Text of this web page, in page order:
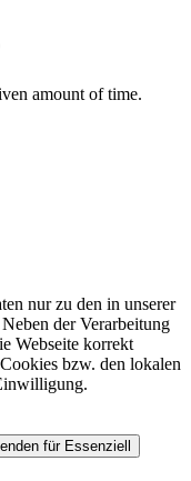
nur zu den in unserer
der Verarbeitung
Webseite korrekt
bzw. den lokalen
für Essenziell